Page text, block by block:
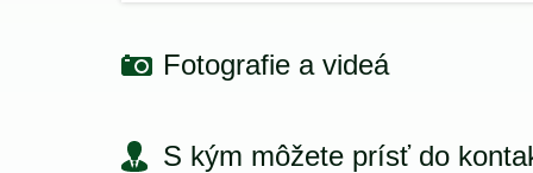
Fotografie a videá
S kým môžete prísť do